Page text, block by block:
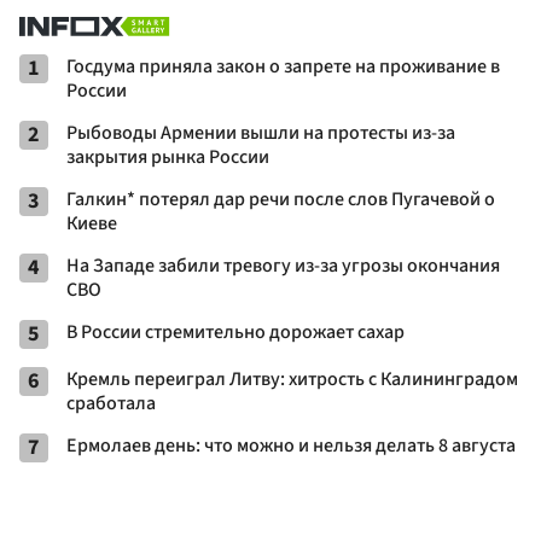
1
Госдума приняла закон о запрете на проживание в
России
2
Рыбоводы Армении вышли на протесты из-за
закрытия рынка России
3
Галкин* потерял дар речи после слов Пугачевой о
Киеве
4
На Западе забили тревогу из-за угрозы окончания
СВО
5 В России стремительно дорожает сахар
6
Кремль переиграл Литву: хитрость с Калининградом
сработала
7 Ермолаев день: что можно и нельзя делать 8 августа